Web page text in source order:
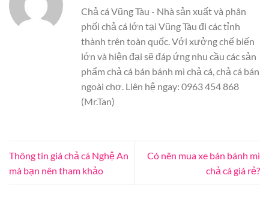
Chả cá Vũng Tàu - Nhà sản xuất và phân
phối chả cá lớn tại Vũng Tàu đi các tỉnh
thành trên toàn quốc. Với xưởng chế biến
lớn và hiện đại sẽ đáp ứng nhu cầu các sản
phẩm chả cá bán bánh mì chả cá, chả cá bán
ngoài chợ. Liên hệ ngay: 0963 454 868
(Mr.Tan)
Thông tin giá chả cá Nghệ An
mà bạn nên tham khảo
Có nên mua xe bán bánh mì
chả cá giá rẻ?